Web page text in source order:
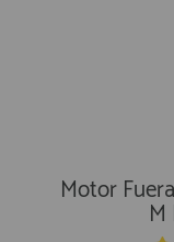
Motor